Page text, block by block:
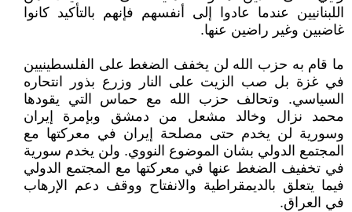
اللبنانيين عندما عادوا إلى أنفسهم فإنهم بالتأكيد كانوا
غاضبين وغير راضين عنها.
ما قام به حزب الله لن يخفف الضغط على الفلسطينيين
في غزة بل صب الزيت على النار وزرع بذور انتحاره
السياسي. وتحالف حزب الله مع حماس التي يقودها
محمد نزال وخالد مشعل من دمشق وبإمرة إيران
وسورية لن يخدم حتى مصلحة إيران في معركتها مع
المجتمع الدولي بشان الموضوع النووي. ولن يخدم سورية
في تخفيف الضغط عنها في معركتها مع المجتمع الدولي
فيما يتعلق بالديمقراطية والانفتاح ووقف دعم الإرهاب
في العراق.